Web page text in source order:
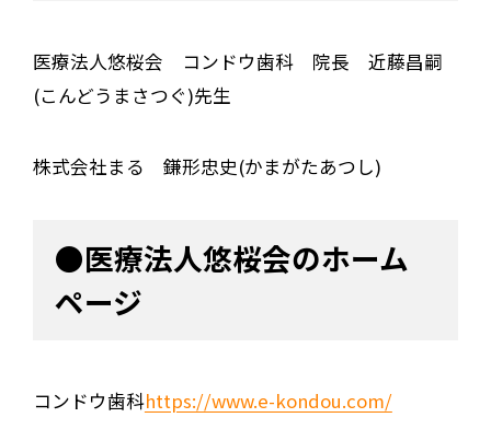
医療法人悠桜会 コンドウ歯科 院長 近藤昌嗣
(こんどうまさつぐ)先生
株式会社まる 鎌形忠史(かまがたあつし)
●医療法人悠桜会のホーム
ページ
コンドウ歯科https://www.e-kondou.com/